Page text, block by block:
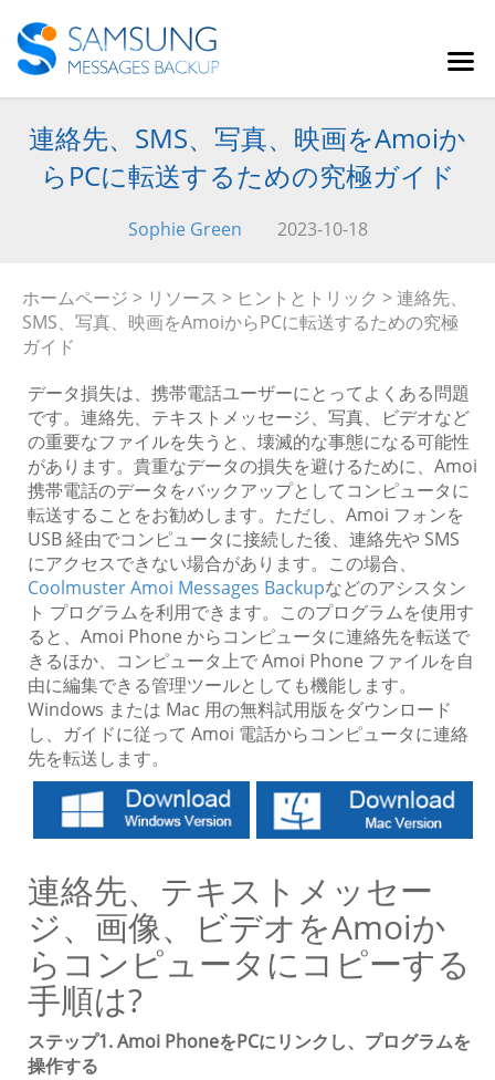
連絡先、SMS、写真、映画をAmoiか
らPCに転送するための究極ガイド
Sophie Green 2023-10-18
ホームページ > リソース > ヒントとトリック > 連絡先、
SMS、写真、映画をAmoiからPCに転送するための究極
ガイド
データ損失は、携帯電話ユーザーにとってよくある問題
です。連絡先、テキストメッセージ、写真、ビデオなど
の重要なファイルを失うと、壊滅的な事態になる可能性
があります。貴重なデータの損失を避けるために、Amoi
携帯電話のデータをバックアップとしてコンピュータに
転送することをお勧めします。ただし、Amoi フォンを
USB 経由でコンピュータに接続した後、連絡先や SMS
にアクセスできない場合があります。この場合、
Coolmuster Amoi Messages Backupなどのアシスタン
ト プログラムを利用できます。このプログラムを使用す
ると、Amoi Phone からコンピュータに連絡先を転送で
きるほか、コンピュータ上で Amoi Phone ファイルを自
由に編集できる管理ツールとしても機能します。
Windows または Mac 用の無料試用版をダウンロード
し、ガイドに従って Amoi 電話からコンピュータに連絡
先を転送します。
連絡先、テキストメッセー
ジ、画像、ビデオをAmoiか
らコンピュータにコピーする
手順は?
ステップ1. Amoi PhoneをPCにリンクし、プログラムを
操作する